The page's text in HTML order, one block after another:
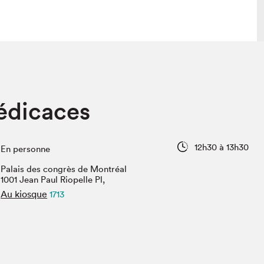
Vidéos et balados
En personne
12h30 à 13h30
Palais des congrès de Montréal
1001 Jean Paul Riopelle Pl,
Au kiosque 1713